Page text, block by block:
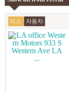
리스 자동차